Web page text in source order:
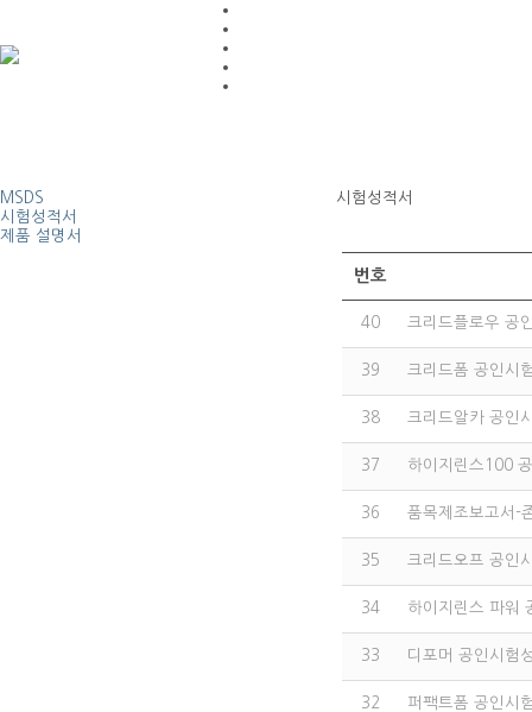
MSDS
시험성적서
제품 설명서
시험성적서
번호
40 크리드플로우 공
39 크리드폼 공인시
38 크리드알카 공인
37 하이지린스100
36 품목제조보고서-
35 크리드오프 공인
34 하이지린스 파워
33 디포머 공인시험
32 퍼팩트폼 공인시